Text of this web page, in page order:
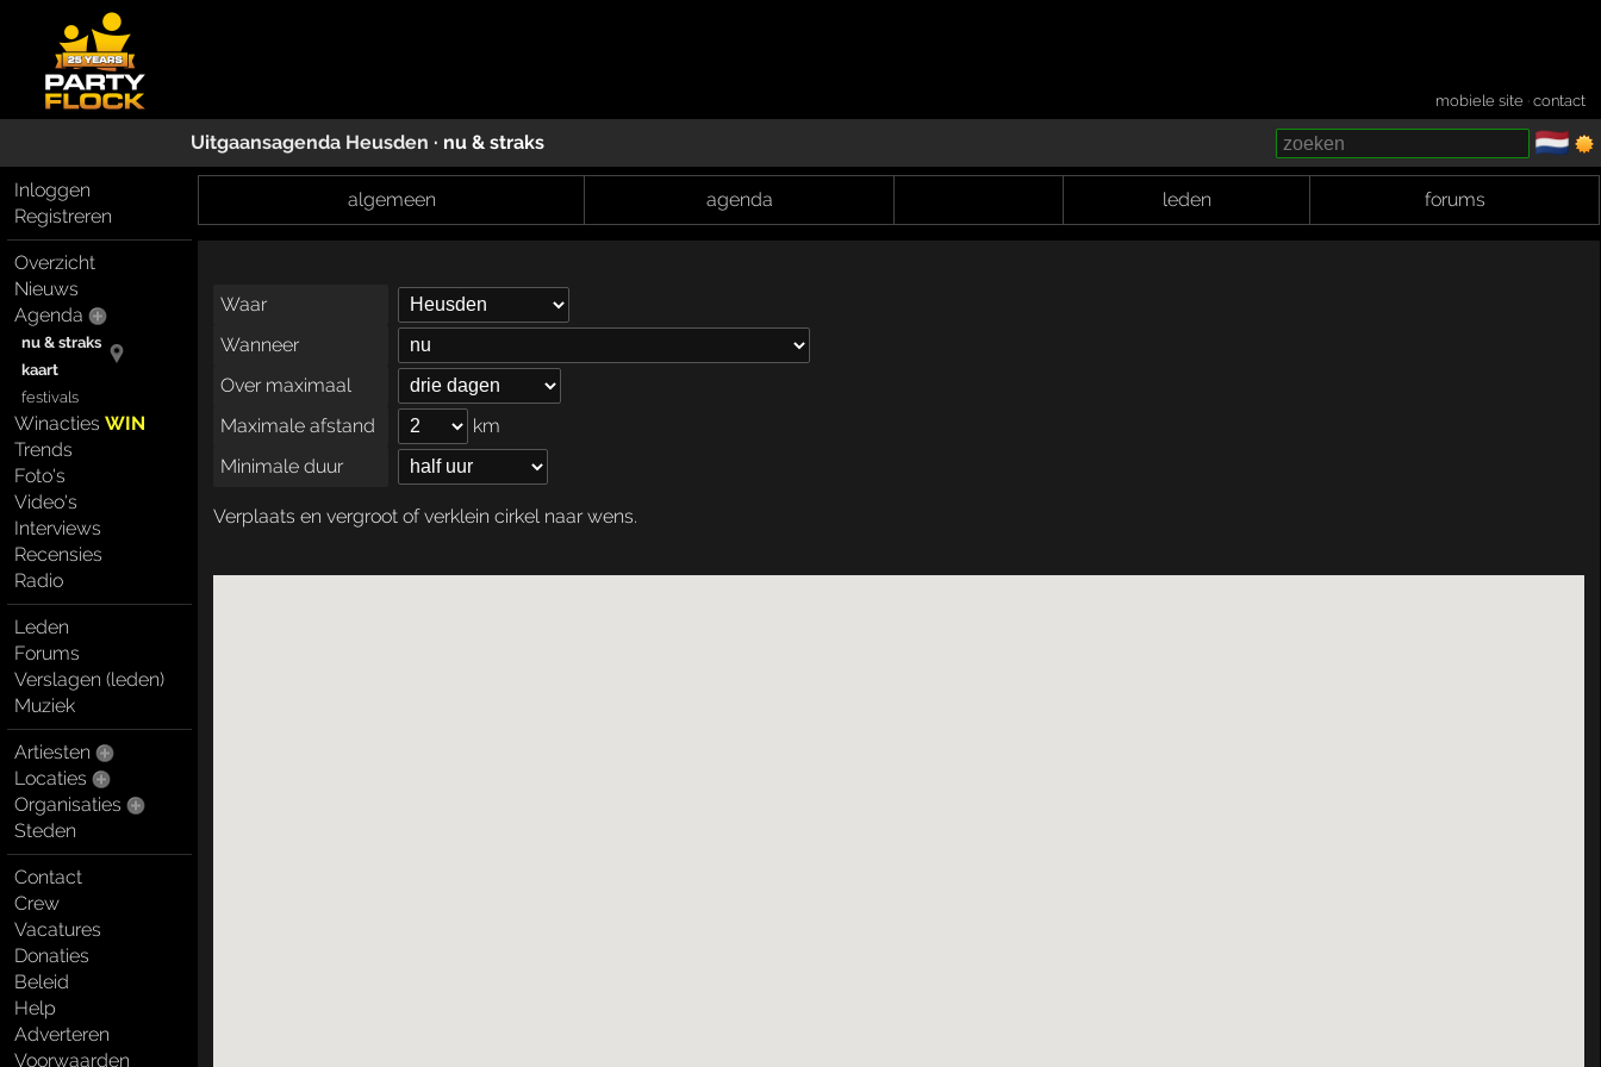
mobiele site ·contact
Uitgaansagenda Heusden · nu & straks 🇳🇱
Inloggen
Registreren
Overzicht
Nieuws
Agenda
nu & straks
kaart
festivals
WinactiesWIN
Trends
Foto's
Video's
Interviews
Recensies
Radio
Leden
Forums
Verslagen (leden)
Muziek
Artiesten
Locaties
Organisaties
Steden
Contact
Crew
Vacatures
Donaties
Beleid
Help
Adverteren
Voorwaarden
algemeen agenda leden forums
Waar
Wanneer
Over maximaal
Maximale afstand
km
Minimale duur
Verplaats en vergroot of verklein cirkel naar wens.